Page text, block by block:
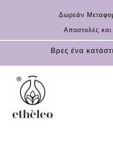
Δωρεάν
Αποστολές
Βρες ένα
ΑΡΧΙΚΗ